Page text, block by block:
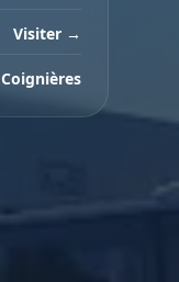
Visiter →
Coignières